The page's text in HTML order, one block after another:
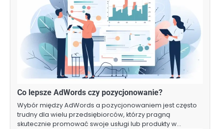
Co lepsze AdWords czy pozycjonowanie?
Wybór między AdWords a pozycjonowaniem jest często
trudny dla wielu przedsiębiorców, którzy pragną
skutecznie promować swoje usługi lub produkty w…